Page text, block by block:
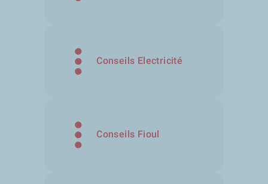
Conseils Electricité
Conseils Fioul